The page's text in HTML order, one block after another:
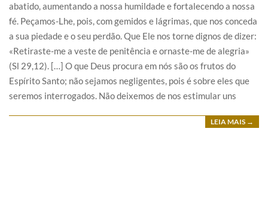
abatido, aumentando a nossa humildade e fortalecendo a nossa
fé. Peçamos-Lhe, pois, com gemidos e lágrimas, que nos conceda
a sua piedade e o seu perdão. Que Ele nos torne dignos de dizer:
«Retiraste-me a veste de penitência e ornaste-me de alegria»
(Sl 29,12). […] O que Deus procura em nós são os frutos do
Espírito Santo; não sejamos negligentes, pois é sobre eles que
seremos interrogados. Não deixemos de nos estimular uns
LEIA MAIS →